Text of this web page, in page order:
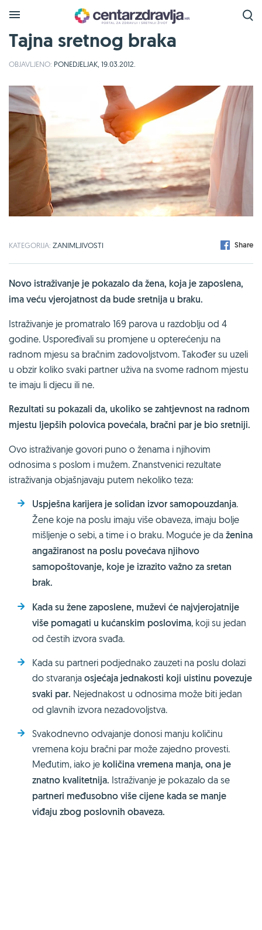
Tajna sretnog braka
OBJAVLJENO: PONEDJELJAK, 19.03.2012.
KATEGORIJA: ZANIMLJIVOSTI Share
Novo istraživanje je pokazalo da žena, koja je zaposlena,
ima veću vjerojatnost da bude sretnija u braku.
Istraživanje je promatralo 169 parova u razdoblju od 4
godine. Uspoređivali su promjene u opterećenju na
radnom mjesu sa bračnim zadovoljstvom. Također su uzeli
u obzir koliko svaki partner uživa na svome radnom mjestu
te imaju li djecu ili ne.
Rezultati su pokazali da, ukoliko se zahtjevnost na radnom
mjestu ljepših polovica povećala, bračni par je bio sretniji.
Ovo istraživanje govori puno o ženama i njihovim
odnosima s poslom i mužem. Znanstvenici rezultate
istraživanja objašnjavaju putem nekoliko teza:
Uspješna karijera je solidan izvor samopouzdanja.
Žene koje na poslu imaju više obaveza, imaju bolje
mišljenje o sebi, a time i o braku. Moguće je da ženina
angažiranost na poslu povećava njihovo
samopoštovanje, koje je izrazito važno za sretan
brak.
Kada su žene zaposlene, muževi će najvjerojatnije
više pomagati u kućanskim poslovima, koji su jedan
od čestih izvora svađa.
Kada su partneri podjednako zauzeti na poslu dolazi
do stvaranja osjećaja jednakosti koji uistinu povezuje
svaki par. Nejednakost u odnosima može biti jedan
od glavnih izvora nezadovoljstva.
Svakodnevno odvajanje donosi manju količinu
vremena koju bračni par može zajedno provesti.
Međutim, iako je količina vremena manja, ona je
znatno kvalitetnija. Istraživanje je pokazalo da se
partneri međusobno više cijene kada se manje
viđaju zbog poslovnih obaveza.